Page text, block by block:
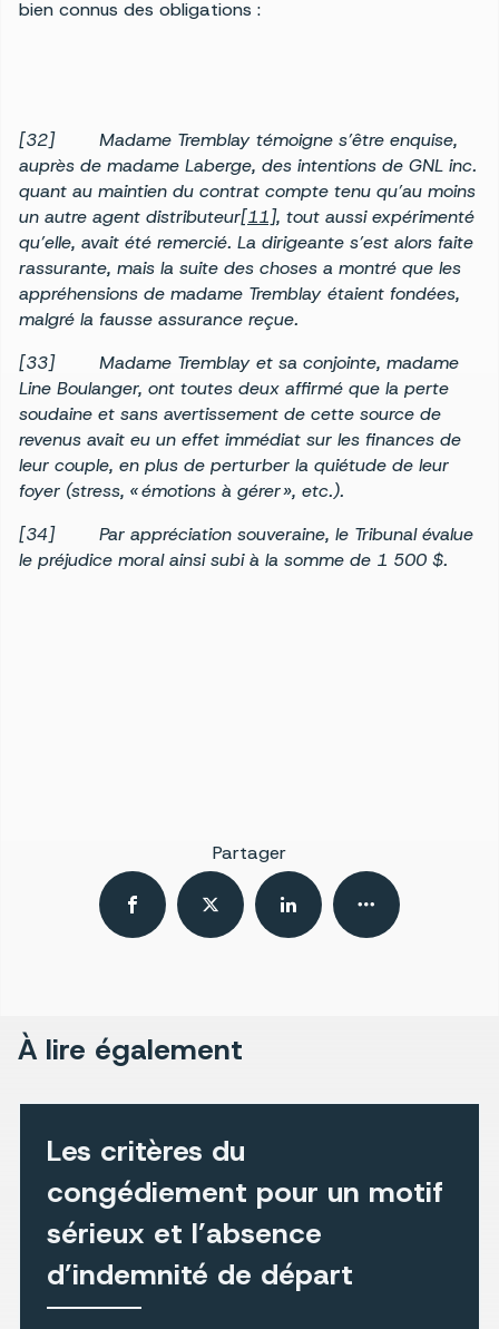
bien connus des obligations :
[32] Madame Tremblay témoigne s’être enquise,
auprès de madame Laberge, des intentions de GNL inc.
quant au maintien du contrat compte tenu qu’au moins
un autre agent distributeur[11], tout aussi expérimenté
qu’elle, avait été remercié. La dirigeante s’est alors faite
rassurante, mais la suite des choses a montré que les
appréhensions de madame Tremblay étaient fondées,
malgré la fausse assurance reçue.
[33] Madame Tremblay et sa conjointe, madame
Line Boulanger, ont toutes deux affirmé que la perte
soudaine et sans avertissement de cette source de
revenus avait eu un effet immédiat sur les finances de
leur couple, en plus de perturber la quiétude de leur
foyer (stress, « émotions à gérer », etc.).
[34] Par appréciation souveraine, le Tribunal évalue
le préjudice moral ainsi subi à la somme de 1 500 $.
Partager
À lire également
Les critères du
congédiement pour un motif
sérieux et l’absence
d’indemnité de départ